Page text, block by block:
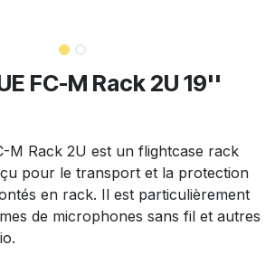
FC-M Rack 2U 19''
M Rack 2U est un flightcase rack
pour le transport et la protection
en rack. Il est particulièrement
de microphones sans fil et autres